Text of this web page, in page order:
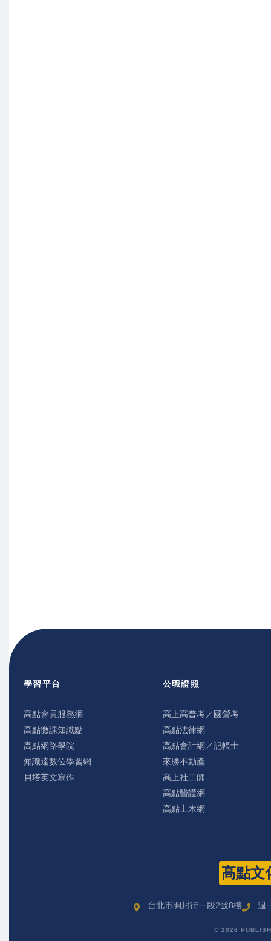
學習平台
高點會員服務網
高點微課知識點
高點網路學院
知識達數位學習網
貝塔英文寫作
公職證照
高上高普考／國營考
高點法律網
高點會計網／記帳士
來勝不動產
高上社工師
高點醫護網
高點土木網
高點文
台北市開封街一段2號8樓 週
C 2026